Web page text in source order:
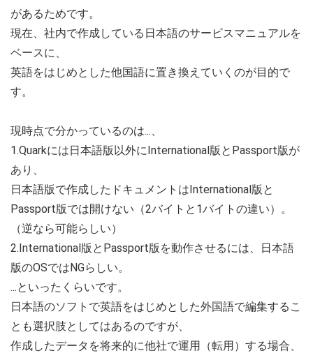
があるためです。
現在、社内で作成している日本語のサービスマニュアルを
ベースに、
英語をはじめとした他国語に置き換えていくのが目的で
す。
現時点で分かっているのは...、
1.Quarkには日本語版以外にInternational版とPassport版が
あり、
日本語版で作成したドキュメントはInternational版と
Passport版では開けない（2バイトと1バイトの違い）。
（逆なら可能らしい）
2.International版とPassport版を動作させるには、日本語
版のOSではNGらしい。
...といったくらいです。
日本語のソフトで英語をはじめとした外国語で編集するこ
とも選択肢としてはあるのですが、
作成したデータを将来的に他社で運用（転用）する場合、